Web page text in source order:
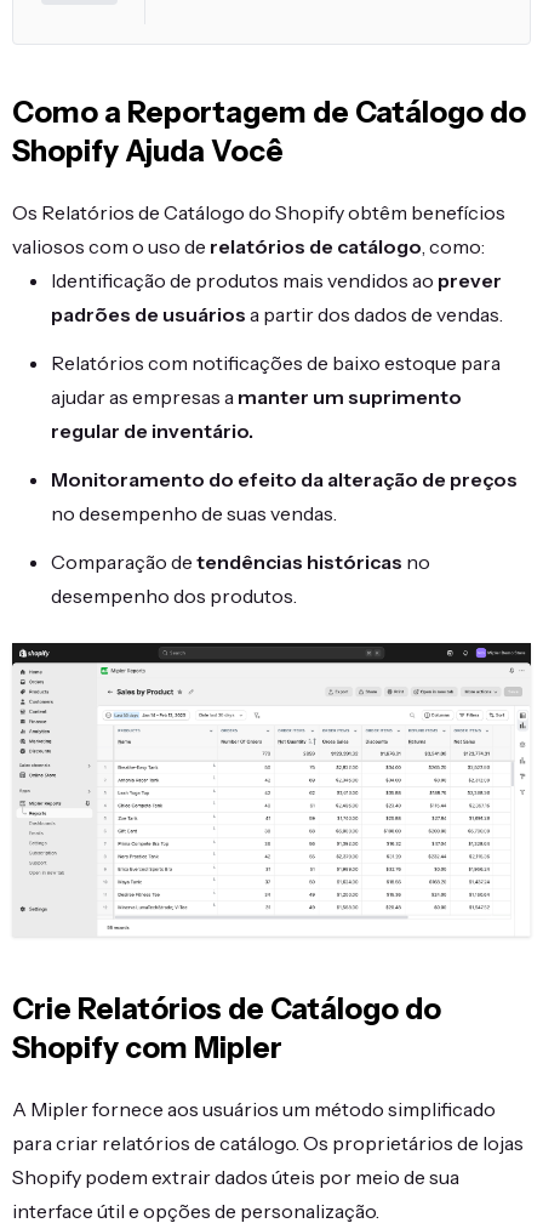
Como a Reportagem de Catálogo do
Shopify Ajuda Você
Os Relatórios de Catálogo do Shopify obtêm benefícios
valiosos com o uso de relatórios de catálogo , como:
Identificação de produtos mais vendidos ao prever
padrões de usuários a partir dos dados de vendas.
Relatórios com notificações de baixo estoque para
ajudar as empresas a manter um suprimento
regular de inventário.
Monitoramento do efeito da alteração de preços
no desempenho de suas vendas.
Comparação de tendências históricas no
desempenho dos produtos.
Crie Relatórios de Catálogo do
Shopify com Mipler
A Mipler fornece aos usuários um método simplificado
para criar relatórios de catálogo. Os proprietários de lojas
Shopify podem extrair dados úteis por meio de sua
interface útil e opções de personalização.